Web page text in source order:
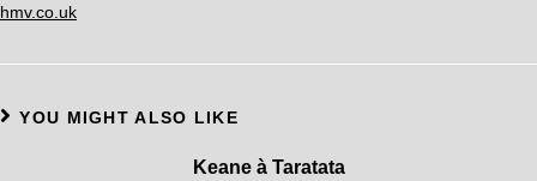
hmv.co.uk
YOU MIGHT ALSO LIKE
Keane à Taratata